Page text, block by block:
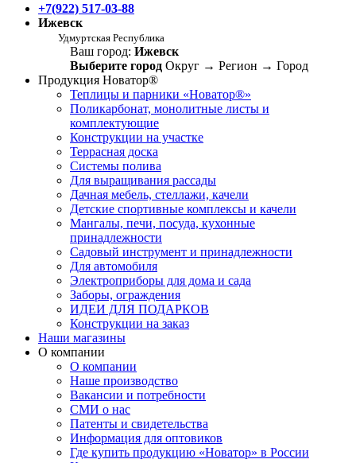
+7(922) 517-03-88
Ижевск
Удмуртская Республика
Ваш город: Ижевск
Выберите город Округ → Регион → Город
Продукция Новатор®
Теплицы и парники «Новатор®»
Поликарбонат, монолитные листы и
комплектующие
Конструкции на участке
Террасная доска
Системы полива
Для выращивания рассады
Дачная мебель, стеллажи, качели
Детские спортивные комплексы и качели
Мангалы, печи, посуда, кухонные
принадлежности
Садовый инструмент и принадлежности
Для автомобиля
Электроприборы для дома и сада
Заборы, ограждения
ИДЕИ ДЛЯ ПОДАРКОВ
Конструкции на заказ
Наши магазины
О компании
О компании
Наше производство
Вакансии и потребности
СМИ о нас
Патенты и свидетельства
Информация для оптовиков
Где купить продукцию «Новатор» в России